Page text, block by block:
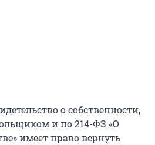
о собственности,
и по 214-ФЗ «О
имеет право вернуть